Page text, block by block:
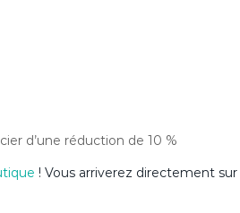
d’une réduction de 10 %
! Vous arriverez directement sur